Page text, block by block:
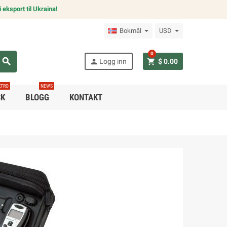
til Ukraina!
Bokmål USD
search person Logg inn shopping_cart $ 0.00
0
BLOGG
NEWS
KONTAKT